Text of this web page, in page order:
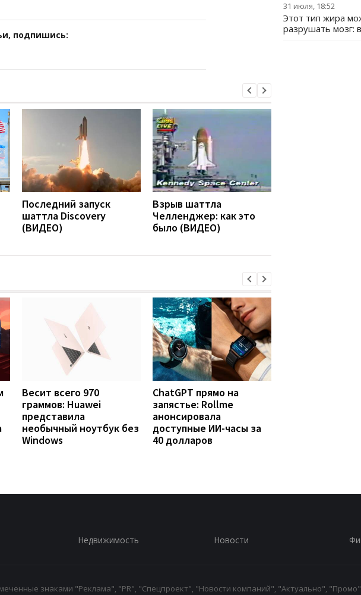
подпишись:
Последний запуск
шаттла Discovery
(ВИДЕО)
Взрыв шаттла
Челленджер: как это
было (ВИДЕО)
Весит всего 970
граммов: Huawei
представила
необычный ноутбук без
Windows
ChatGPT прямо на
запястье: Rollme
анонсировала
доступные ИИ-часы за
40 долларов
31 июля, 18:52
Этот тип жира
разрушать мозг:
Недвижимость Новости
знаками "Реклама", "PR", "Спецпроект", "Новости компаний", "Актуально",